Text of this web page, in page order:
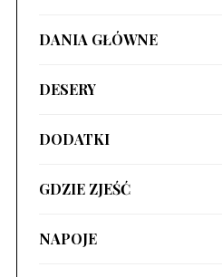
DANIA GŁÓWNE
DESERY
DODATKI
GDZIE ZJEŚĆ
NAPOJE